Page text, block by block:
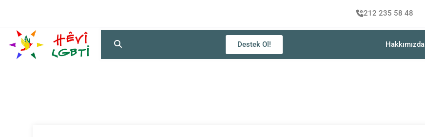
212 235 58 48
Destek Ol! Hakkımızda